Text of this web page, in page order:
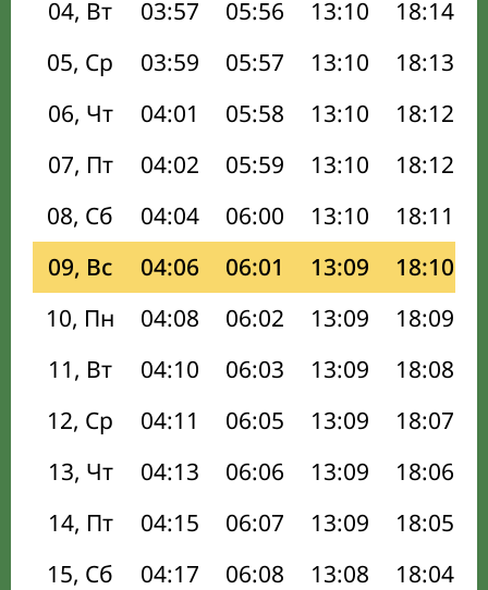
04, Вт
03:57 05:56 13:10 18:14
05, Ср
03:59 05:57 13:10 18:13
06, Чт
04:01 05:58 13:10 18:12
07, Пт
04:02 05:59 13:10 18:12
08, Сб
04:04 06:00 13:10 18:11
09, Вс
04:06 06:01 13:09 18:10
10, Пн
04:08 06:02 13:09 18:09
11, Вт
04:10 06:03 13:09 18:08
12, Ср
04:11 06:05 13:09 18:07
13, Чт
04:13 06:06 13:09 18:06
14, Пт
04:15 06:07 13:09 18:05
15, Сб
04:17 06:08 13:08 18:04